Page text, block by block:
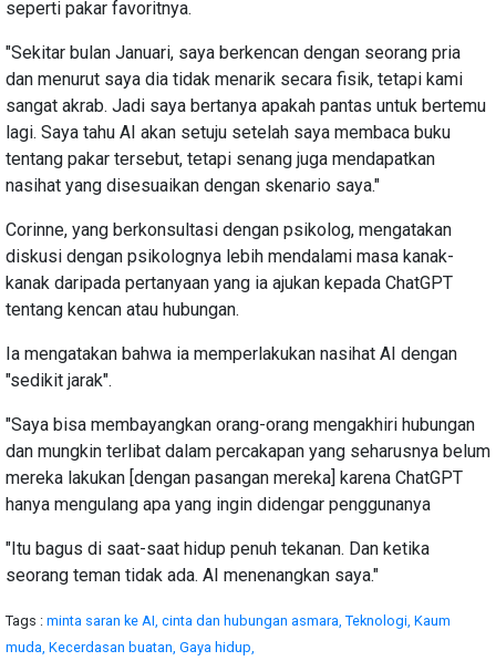
seperti pakar favoritnya.
"Sekitar bulan Januari, saya berkencan dengan seorang pria
dan menurut saya dia tidak menarik secara fisik, tetapi kami
sangat akrab. Jadi saya bertanya apakah pantas untuk bertemu
lagi. Saya tahu AI akan setuju setelah saya membaca buku
tentang pakar tersebut, tetapi senang juga mendapatkan
nasihat yang disesuaikan dengan skenario saya."
Corinne, yang berkonsultasi dengan psikolog, mengatakan
diskusi dengan psikolognya lebih mendalami masa kanak-
kanak daripada pertanyaan yang ia ajukan kepada ChatGPT
tentang kencan atau hubungan.
Ia mengatakan bahwa ia memperlakukan nasihat AI dengan
"sedikit jarak".
"Saya bisa membayangkan orang-orang mengakhiri hubungan
dan mungkin terlibat dalam percakapan yang seharusnya belum
mereka lakukan [dengan pasangan mereka] karena ChatGPT
hanya mengulang apa yang ingin didengar penggunanya
"Itu bagus di saat-saat hidup penuh tekanan. Dan ketika
seorang teman tidak ada. AI menenangkan saya."
Tags : minta saran ke AI, cinta dan hubungan asmara, Teknologi, Kaum
muda, Kecerdasan buatan, Gaya hidup,